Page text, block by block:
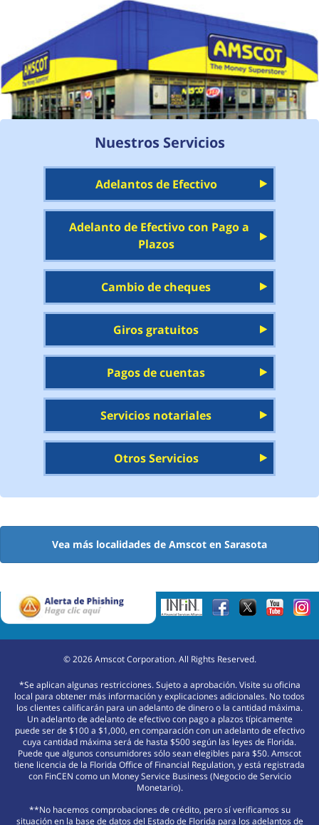
Nuestros Servicios
Adelantos de Efectivo
Adelanto de Efectivo con Pago a
Plazos
Cambio de cheques
Giros gratuitos
Pagos de cuentas
Servicios notariales
Otros Servicios
Vea más localidades de Amscot en Sarasota
©2026Amscot Corporation. All Rights Reserved.
*Se aplican algunas restricciones. Sujeto a aprobación. Visite su oficina
local para obtener más información y explicaciones adicionales. No todos
los clientes calificarán para un adelanto de dinero o la cantidad máxima.
Un adelanto de adelanto de efectivo con pago a plazos típicamente
puede ser de $100 a $1,000, en comparación con un adelanto de efectivo
cuya cantidad máxima será de hasta $500 según las leyes de Florida.
Puede que algunos consumidores sólo sean elegibles para $50. Amscot
tiene licencia de la Florida Office of Financial Regulation, y está registrada
con FinCEN como un Money Service Business (Negocio de Servicio
Monetario).
**No hacemos comprobaciones de crédito, pero sí verificamos su
situación en la base de datos del Estado de Florida para los adelantos de